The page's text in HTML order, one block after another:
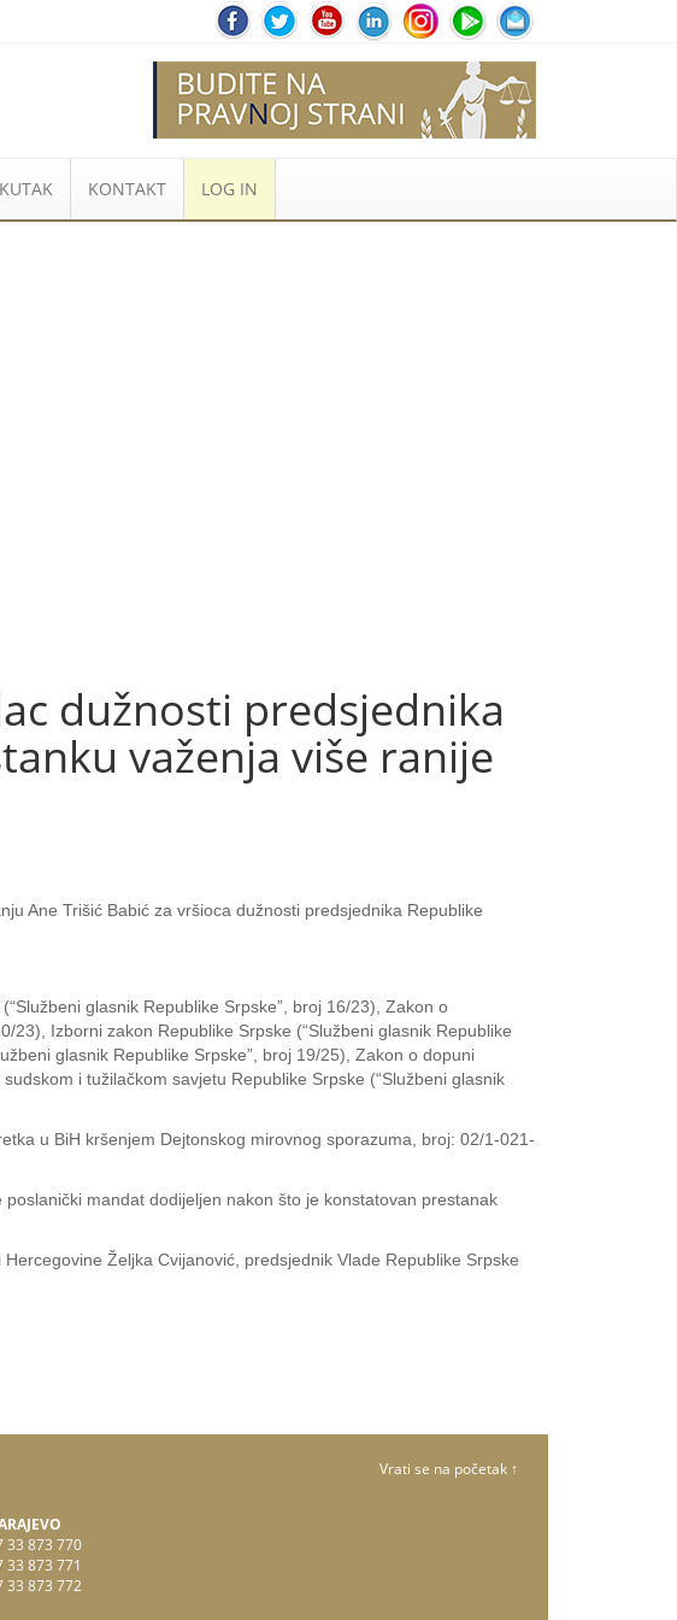
KONTAKT LOG IN
dužnosti predsjednika
važenja više ranije
Ane Trišić Babić za vršioca dužnosti predsjednika Republike
glasnik Republike Srpske”, broj 16/23), Zakon o
23), Izborni zakon Republike Srpske (“Službeni glasnik Republike
glasnik Republike Srpske”, broj 19/25), Zakon o dopuni
i tužilačkom savjetu Republike Srpske (“Službeni glasnik
u BiH kršenjem Dejtonskog mirovnog sporazuma, broj: 02/1-021-
mandat dodijeljen nakon što je konstatovan prestanak
Željka Cvijanović, predsjednik Vlade Republike Srpske
33 873 770
33 873 771
33 873 772
Vrati se na početak ↑